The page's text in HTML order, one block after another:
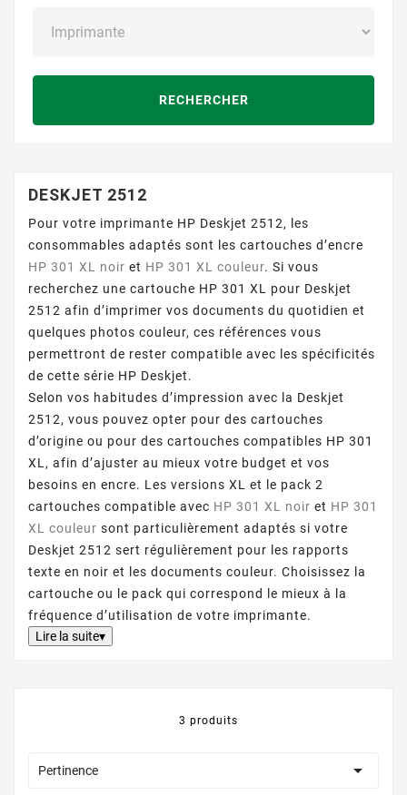
RECHERCHER
DESKJET 2512
Pour votre imprimante HP Deskjet 2512, les
consommables adaptés sont les cartouches d’encre
HP 301 XL noir et HP 301 XL couleur. Si vous
recherchez une cartouche HP 301 XL pour Deskjet
2512 afin d’imprimer vos documents du quotidien et
quelques photos couleur, ces références vous
permettront de rester compatible avec les spécificités
de cette série HP Deskjet.
Selon vos habitudes d’impression avec la Deskjet
2512, vous pouvez opter pour des cartouches
d’origine ou pour des cartouches compatibles HP 301
XL, afin d’ajuster au mieux votre budget et vos
besoins en encre. Les versions XL et le pack 2
cartouches compatible avec HP 301 XL noir et HP 301
XL couleur sont particulièrement adaptés si votre
Deskjet 2512 sert régulièrement pour les rapports
texte en noir et les documents couleur. Choisissez la
cartouche ou le pack qui correspond le mieux à la
fréquence d’utilisation de votre imprimante.
Lire la suite▾
3 produits
Pertinence 